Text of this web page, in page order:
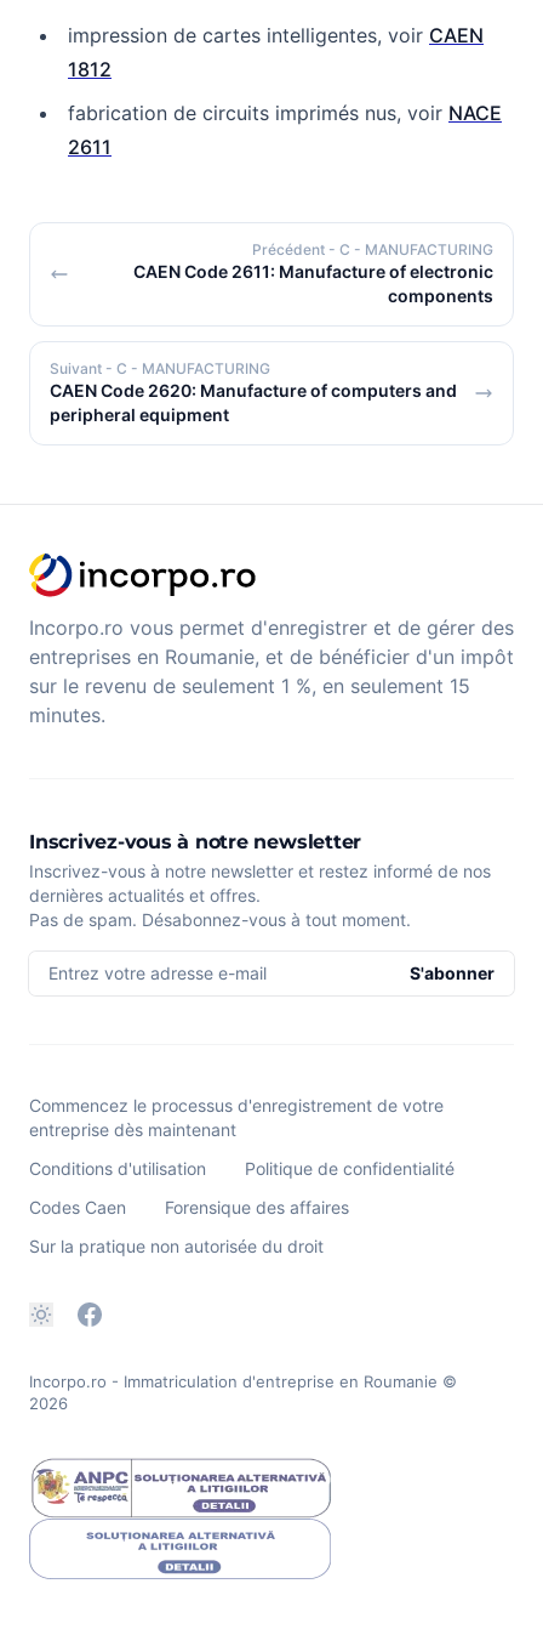
impression de cartes intelligentes, voir CAEN
1812
fabrication de circuits imprimés nus, voir NACE
2611
Précédent - C - MANUFACTURING
CAEN Code 2611: Manufacture of electronic
components
Suivant - C - MANUFACTURING
CAEN Code 2620: Manufacture of computers and
peripheral equipment
Incorpo.ro vous permet d'enregistrer et de gérer des
entreprises en Roumanie, et de bénéficier d'un impôt
sur le revenu de seulement 1 %, en seulement 15
minutes.
Inscrivez-vous à notre newsletter
Inscrivez-vous à notre newsletter et restez informé de nos
dernières actualités et offres.
Pas de spam. Désabonnez-vous à tout moment.
Entrez votre adresse e-mail S'abonner
Commencez le processus d'enregistrement de votre
entreprise dès maintenant
Conditions d'utilisation
Politique de confidentialité
Codes Caen
Forensique des affaires
Sur la pratique non autorisée du droit
Incorpo.ro - Immatriculation d'entreprise en Roumanie ©
2026